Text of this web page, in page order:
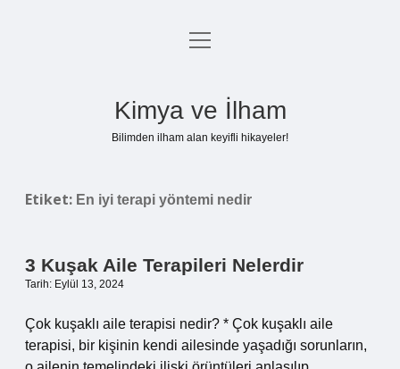
Anasayfa
menüyü
Kimya ve İlham
Bilimden ilham alan keyifli hikayeler!
Etiket: En iyi terapi yöntemi nedir
3 Kuşak Aile Terapileri Nelerdir
Tarih: Eylül 13, 2024
Çok kuşaklı aile terapisi nedir? * Çok kuşaklı aile
terapisi, bir kişinin kendi ailesinde yaşadığı sorunların,